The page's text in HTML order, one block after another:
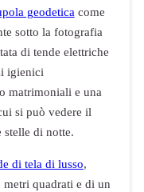
geodeticacome
sotto la fotografia
di tende elettriche
igienici
matrimoniali e una
si può vedere il
di notte.
di tela di lusso,
quadrati e di un